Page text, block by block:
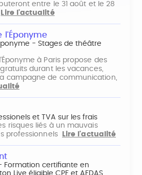
entre le 31 août et le 28
Lire l'actualité
l'Éponyme
- Stages de théâtre
à Paris propose des
durant les vacances,
campagne de communication,
et TVA sur les frais
risques liés à un mauvais
professionnels
Lire l'actualité
Formation certifiante en
Live éligible CPF et AFDAS